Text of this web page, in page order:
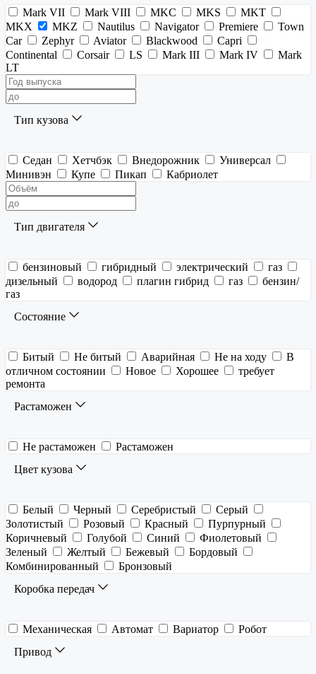
Mark VII Mark VIII MKC MKS
MKT
MKX
MKZ Nautilus Navigator Premiere
Town
Car
Zephyr Aviator Blackwood
Capri
Continental
Corsair LS Mark III Mark IV
Mark
LT
Тип кузова
Седан Хетчбэк Внедорожник
Универсал
Минивэн
Купе Пикап Кабриолет
Тип двигателя
бензиновый гибридный электрический
газ
дизельный
водород плагин гибрид газ
бензин/
газ
Состояние
Битый Не битый Аварийная Не на ходу
В
отличном состоянии
Новое Хорошее
требует
ремонта
Растаможен
Не растаможен
Растаможен
Цвет кузова
Белый Черный Серебристый
Серый
Золотистый
Розовый Красный
Пурпурный
Коричневый
Голубой Синий
Фиолетовый
Зеленый
Желтый Бежевый
Бордовый
Комбинированный
Бронзовый
Коробка передач
Механическая Автомат Вариатор
Робот
Привод